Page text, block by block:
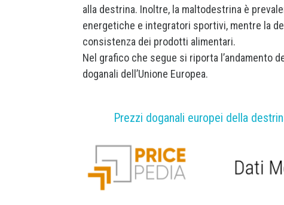
alla destrina. Inoltre, la maltodestrina è
energetiche e integratori sportivi, mentre la
consistenza dei prodotti alimentari.
Nel grafico che segue si riporta l’andamento
doganali dell’Unione Europea.
Prezzi doganali europei della